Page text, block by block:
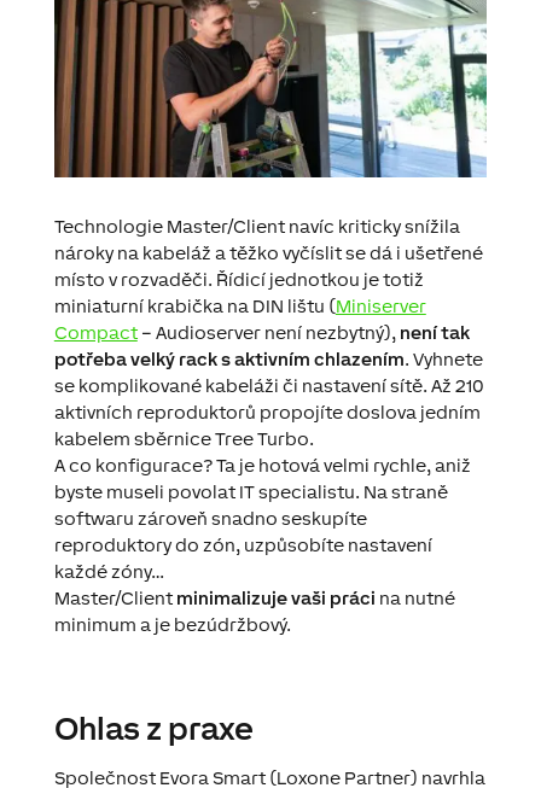
Technologie Master/Client navíc kriticky snížila
nároky na kabeláž a těžko vyčíslit se dá i ušetřené
místo v rozvaděči. Řídicí jednotkou je totiž
miniaturní krabička na DIN lištu (Miniserver
Compact– Audioserver není nezbytný), není tak
potřeba velký rack s aktivním chlazením. Vyhnete
se komplikované kabeláži či nastavení sítě. Až 210
aktivních reproduktorů propojíte doslova jedním
kabelem sběrnice Tree Turbo.
A co konfigurace? Ta je hotová velmi rychle, aniž
byste museli povolat IT specialistu. Na straně
softwaru zároveň snadno seskupíte
reproduktory do zón, uzpůsobíte nastavení
každé zóny…
Master/Client minimalizuje vaši práci na nutné
minimum a je bezúdržbový.
Ohlas z praxe
Společnost Evora Smart (Loxone Partner) navrhla